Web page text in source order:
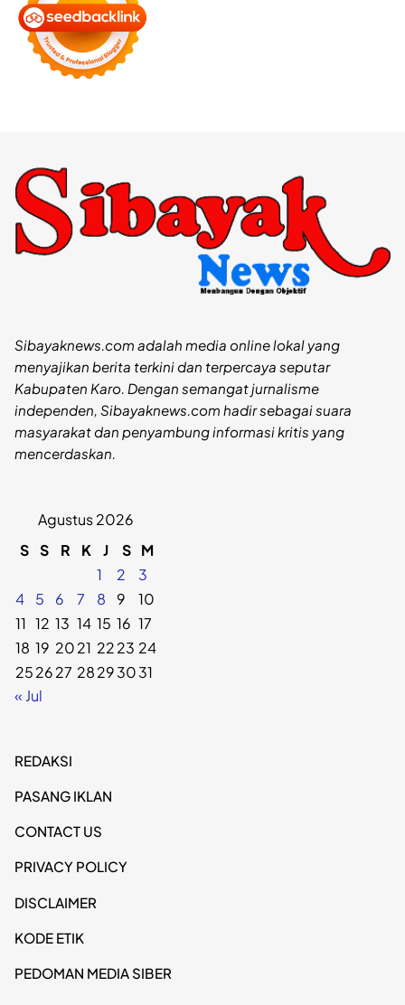
Sibayaknews.com adalah media online lokal yang
menyajikan berita terkini dan terpercaya seputar
Kabupaten Karo. Dengan semangat jurnalisme
independen, Sibayaknews.com hadir sebagai suara
masyarakat dan penyambung informasi kritis yang
mencerdaskan.
Agustus 2026
S S R K J S M
1
2
3
4
5 6 7 8 9
10
11 12 13 14 15 16 17
18 19 2021 2223 24
252627 28293031
« Jul
REDAKSI
PASANG IKLAN
CONTACT US
PRIVACY POLICY
DISCLAIMER
KODE ETIK
PEDOMAN MEDIA SIBER